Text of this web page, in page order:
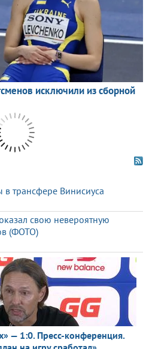
в трансфере Винисиуса
свою невероятную
(ФОТО)
— 1:0. Пресс-конференция.